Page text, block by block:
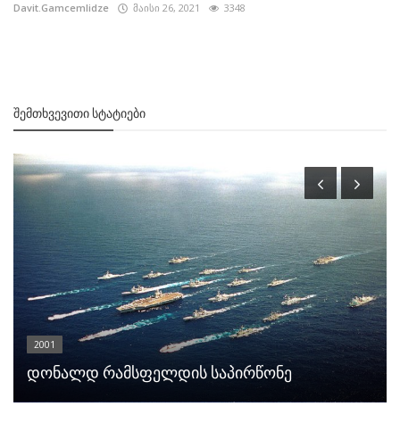
Davit.Gamcemlidze მაისი 26, 2021 3348
ᲨᲔᲛᲗᲮᲕᲔᲕᲘᲗᲘ ᲡᲢᲐᲢᲘᲔᲑᲘ
2001
დონალდ რამსფელდის საპირწონე